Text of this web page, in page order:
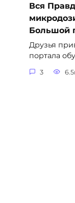
Вся
Большой
Друзья
портала
3